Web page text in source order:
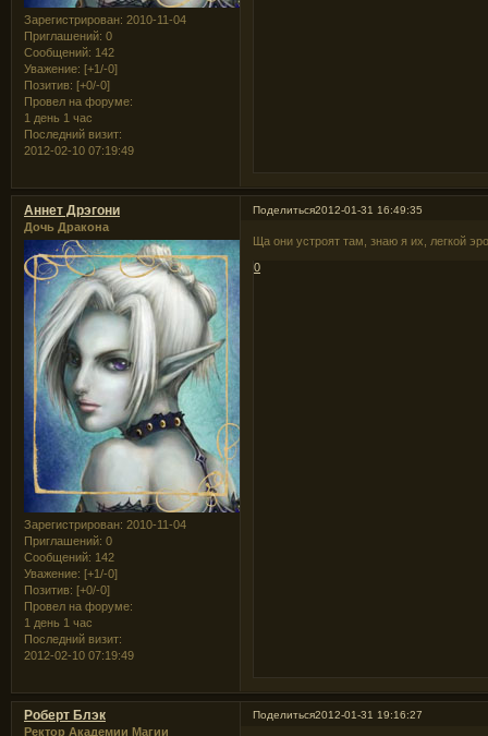
Зарегистрирован: 2010-11-04
Приглашений: 0
Сообщений: 142
Уважение: [+1/-0]
Позитив: [+0/-0]
Провел на форуме:
1 день 1 час
Последний визит:
2012-02-10 07:19:49
Поделиться2012-01-31 16:49:35
Аннет Дрэгони
Дочь Дракона
Зарегистрирован: 2010-11-04
Приглашений: 0
Сообщений: 142
Уважение: [+1/-0]
Позитив: [+0/-0]
Провел на форуме:
1 день 1 час
Последний визит:
2012-02-10 07:19:49
Ща они устроят там, знаю я их, легкой
0
Поделиться2012-01-31 19:16:27
Роберт Блэк
Ректор Академии Магии